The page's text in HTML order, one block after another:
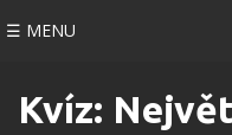
☰ MENU
Kvíz: